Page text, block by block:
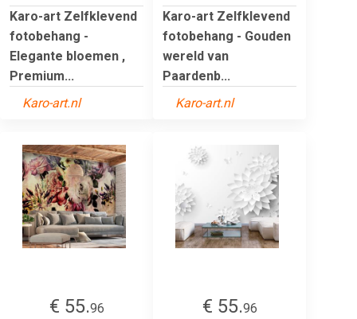
Karo-art Zelfklevend
fotobehang -
Elegante bloemen ,
Premium...
Karo-art.nl
Karo-art Zelfklevend
fotobehang - Gouden
wereld van
Paardenb...
Karo-art.nl
€ 55.96
€ 55.96